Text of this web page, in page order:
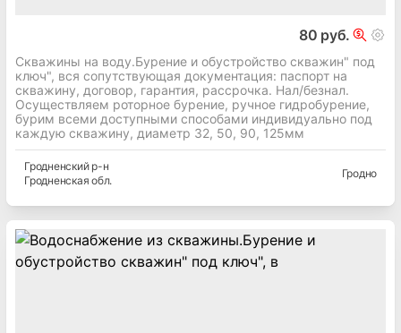
80 руб.
Скважины на воду.Бурение и обустройство скважин" под
ключ", вся сопутствующая документация: паспорт на
скважину, договор, гарантия, рассрочка. Нал/безнал.
Осуществляем роторное бурение, ручное гидробурение,
бурим всеми доступными способами индивидуально под
каждую скважину, диаметр 32, 50, 90, 125мм
Гродненскийр-н
Гродненская обл.
Гродно